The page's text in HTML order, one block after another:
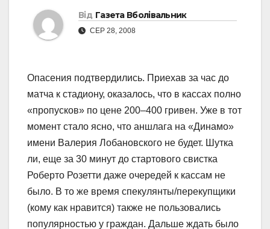
Від Газета Вболівальник
СЕР 28, 2008
Опасения подтвердились. Приехав за час до
матча к стадиону, оказалось, что в кассах полно
«пропусков» по цене 200–400 гривен. Уже в тот
момент стало ясно, что аншлага на «Динамо»
имени Валерия Лобановского не будет. Шутка
ли, еще за 30 минут до стартового свистка
Роберто Розетти даже очередей к кассам не
было. В то же время спекулянты/перекупщики
(кому как нравится) также не пользовались
популярностью у граждан. Дальше ждать было